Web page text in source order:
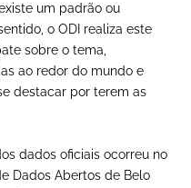
um padrão ou
o ODI realiza este
sobre o tema,
ao redor do mundo e
destacar por terem as
dados oficiais ocorreu no
Dados Abertos de Belo